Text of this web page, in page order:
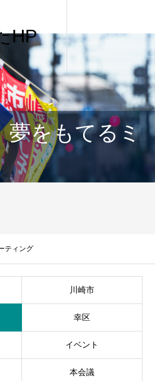
HP
夢をもてるミ
ティング
川崎市
幸区
イベント
本会議